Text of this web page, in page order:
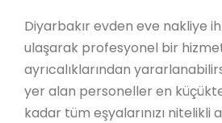
Diyarbakır evden eve nakliye
ulaşarak profesyonel bir
ayrıcalıklarından
yer alan personeller en
kadar tüm eşyalarınızı nitelikli